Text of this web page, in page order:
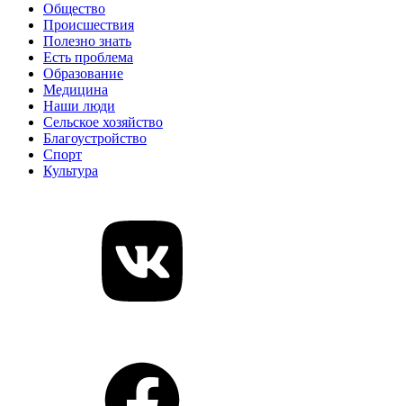
Общество
Происшествия
Полезно знать
Есть проблема
Образование
Медицина
Наши люди
Сельское хозяйство
Благоустройство
Спорт
Культура